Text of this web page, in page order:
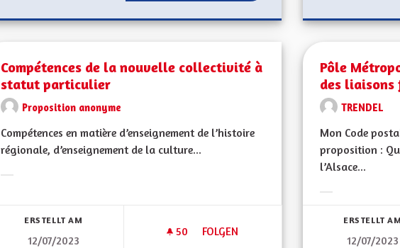
Compétences de la nouvelle collectivité à
statut particulier
Proposition anonyme
Compétences en matière d’enseignement de l’histoire
régionale, d’enseignement de la culture...
ERSTELLT AM
12/07/2023
50 50 FOLLOWER
FOLGEN
COMPÉTENCES DE LA NOUVELLE
Pôle
des
TRENDEL
Mon Code
proposition :
l’Alsace...
ERSTELLT AM
12/07/2023